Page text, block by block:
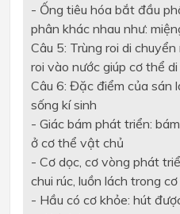
- Ống tiêu hóa bắt đầu
phân khác nhau như:
Câu 5: Trùng roi di
roi vào nước giúp cơ thể
Câu 6: Đặc điểm của sán
sống kí sinh
- Giác bám phát triển:
ở cơ thể vật chủ
- Cơ dọc, cơ vòng phát
chui rúc, luồn lách trong
- Hầu có cơ khỏe: hút